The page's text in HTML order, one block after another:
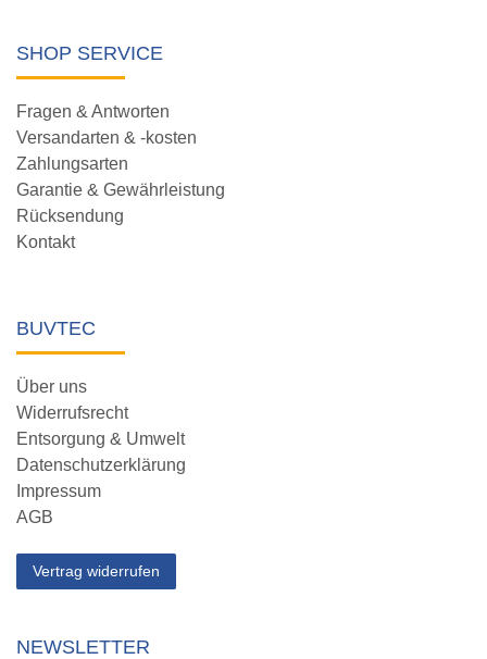
SHOP SERVICE
Fragen & Antworten
Versandarten & -kosten
Zahlungsarten
Garantie & Gewährleistung
Rücksendung
Kontakt
BUVTEC
Über uns
Widerrufsrecht
Entsorgung & Umwelt
Datenschutzerklärung
Impressum
AGB
Vertrag widerrufen
NEWSLETTER